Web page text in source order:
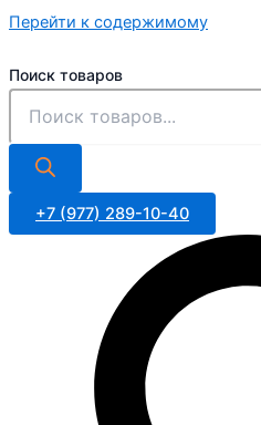
Перейти к содержимому
Поиск товаров
+7 (977) 289-10-40